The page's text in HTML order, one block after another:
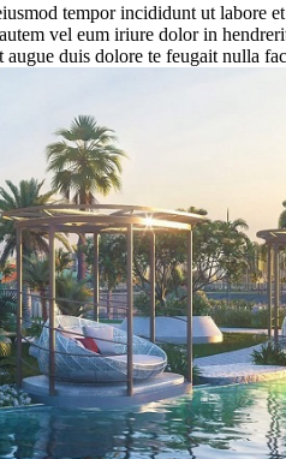
tempor incididunt ut
vel eum iriure dolor in
duis dolore te feugait nulla